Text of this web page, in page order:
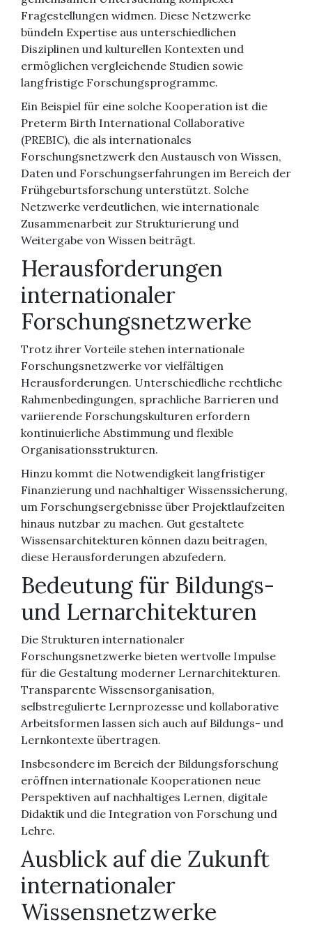
Fragestellungen widmen. Diese Netzwerke
bündeln Expertise aus unterschiedlichen
Disziplinen und kulturellen Kontexten und
ermöglichen vergleichende Studien sowie
langfristige Forschungsprogramme.
Ein Beispiel für eine solche Kooperation ist die
Preterm Birth International Collaborative
(PREBIC), die als internationales
Forschungsnetzwerk den Austausch von Wissen,
Daten und Forschungserfahrungen im Bereich der
Frühgeburtsforschung unterstützt. Solche
Netzwerke verdeutlichen, wie internationale
Zusammenarbeit zur Strukturierung und
Weitergabe von Wissen beiträgt.
Herausforderungen
internationaler
Forschungsnetzwerke
Trotz ihrer Vorteile stehen internationale
Forschungsnetzwerke vor vielfältigen
Herausforderungen. Unterschiedliche rechtliche
Rahmenbedingungen, sprachliche Barrieren und
variierende Forschungskulturen erfordern
kontinuierliche Abstimmung und flexible
Organisationsstrukturen.
Hinzu kommt die Notwendigkeit langfristiger
Finanzierung und nachhaltiger Wissenssicherung,
um Forschungsergebnisse über Projektlaufzeiten
hinaus nutzbar zu machen. Gut gestaltete
Wissensarchitekturen können dazu beitragen,
diese Herausforderungen abzufedern.
Bedeutung für Bildungs-
und Lernarchitekturen
Die Strukturen internationaler
Forschungsnetzwerke bieten wertvolle Impulse
für die Gestaltung moderner Lernarchitekturen.
Transparente Wissensorganisation,
selbstregulierte Lernprozesse und kollaborative
Arbeitsformen lassen sich auch auf Bildungs- und
Lernkontexte übertragen.
Insbesondere im Bereich der Bildungsforschung
eröffnen internationale Kooperationen neue
Perspektiven auf nachhaltiges Lernen, digitale
Didaktik und die Integration von Forschung und
Lehre.
Ausblick auf die Zukunft
internationaler
Wissensnetzwerke